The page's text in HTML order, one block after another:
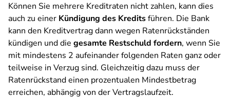
Können Sie mehrere Kreditraten nicht zahlen, kann dies
auch zu einer Kündigung des Kreditsführen. Die Bank
kann den Kreditvertrag dann wegen Ratenrückständen
kündigen und die gesamte Restschuld fordern, wenn Sie
mit mindestens 2 aufeinander folgenden Raten ganz oder
teilweise in Verzug sind. Gleichzeitig dazu muss der
Ratenrückstand einen prozentualen Mindestbetrag
erreichen, abhängig von der Vertragslaufzeit.